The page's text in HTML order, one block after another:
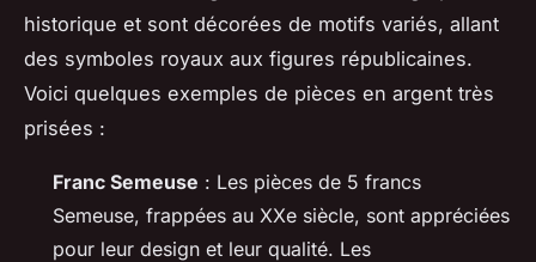
historique et sont décorées de motifs variés, allant
des symboles royaux aux figures républicaines.
Voici quelques exemples de pièces en argent très
prisées :
Franc Semeuse : Les pièces de 5 francs
Semeuse, frappées au XXe siècle, sont appréciées
pour leur design et leur qualité. Les